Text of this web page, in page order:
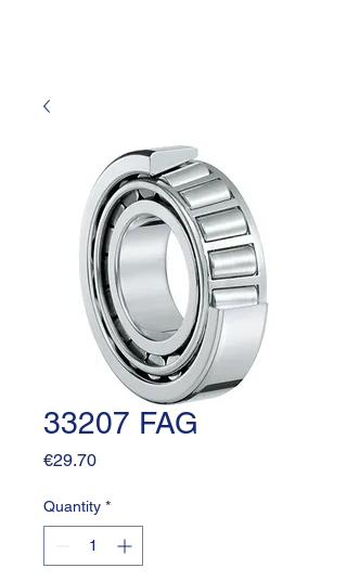
33207 FAG
€29.70Price
Quantity *